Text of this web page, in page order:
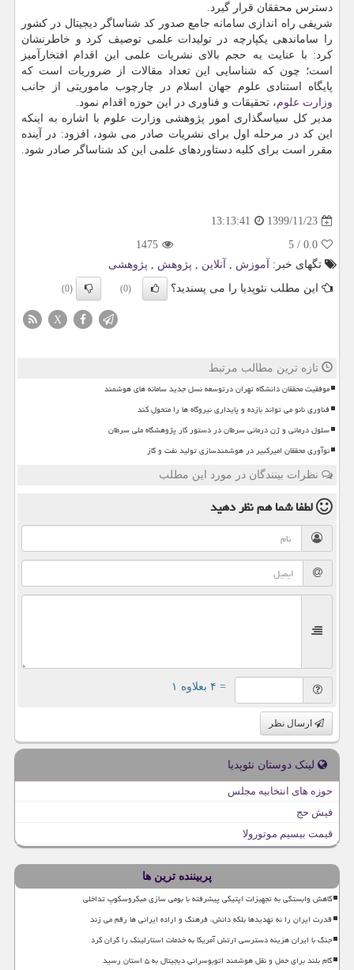
دسترس محققان قرار گیرد.
شریفی راه اندازی سامانه جامع صدور کد شناساگر دیجیتال در کشور
را ساماندهی یکپارچه در تولیدات علمی توصیف کرد و خاطرنشان
کرد: با عنایت به حجم بالای نشریات علمی این اقدام افتخارآمیز
است؛ چون که شناسایی این تعداد مقالات از ضروریات است که
پایگاه استنادی علوم جهان اسلام در چارچوب ماموریتی از جانب
وزارت علوم، تحقیقات و فناوری در این حوزه اقدام نمود.
مدیر کل سیاسگذاری امور پژوهشی وزارت علوم با اشاره به اینکه
این کد در مرحله اول برای نشریات صادر می شود، افزود: در آینده
مقرر است برای کلیه دستاوردهای علمی این کد شناساگر صادر شود.
1399/11/23
13:13:41
0.0
/
5
1475
تگهای خبر:
آموزش , آنلاین , پژوهش , پژوهشی
این مطلب نئوپدیا را می پسندید؟
(0)
(0)
X
تازه ترین مطالب مرتبط
موفقیت محققان دانشگاه تهران درتوسعه نسل جدید سامانه های هوشمند
فناوری نانو می تواند بازده و پایداری نیروگاه ها را متحول کند
سلول درمانی و ژن درمانی سرطان در دستور کار پژوهشگاه ملی سرطان
نوآوری محققان امیرکبیر در هوشمندسازی تولید نفت و گاز
نظرات بینندگان در مورد این مطلب
لطفا شما همنظر دهید
= ۴ بعلاوه ۱
ارسال نظر
لینک دوستان نئوپدیا
حوزه های انتخابیه مجلس
فیش حج
قیمت بیسیم موتورولا
پربیننده ترین ها
کاهش وابستگی به تجهیزات اپتیکی پیشرفته با بومی سازی میکروسکوپ تداخلی
قدرت ایران را نه تهدیدها بلکه دانش، فرهنگ و اراده ایرانی ها رقم می زند
جنگ با ایران هزینه دسترسی ارتش آمریکا به خدمات استارلینک را گران کرد
گام بلند برای حمل و نقل هوشمند اتوبوسرانی دیجیتال به ۵ استان رسید